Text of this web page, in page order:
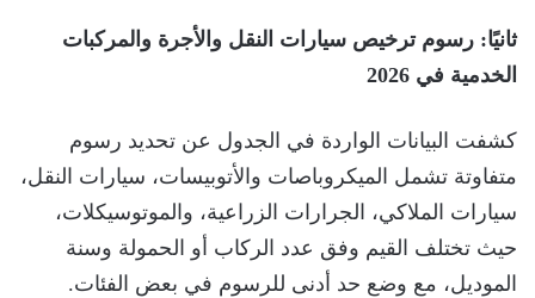
ثانيًا: رسوم ترخيص سيارات النقل والأجرة والمركبات
الخدمية في 2026
كشفت البيانات الواردة في الجدول عن تحديد رسوم
متفاوتة تشمل الميكروباصات والأتوبيسات، سيارات النقل،
سيارات الملاكي، الجرارات الزراعية، والموتوسيكلات،
حيث تختلف القيم وفق عدد الركاب أو الحمولة وسنة
الموديل، مع وضع حد أدنى للرسوم في بعض الفئات.